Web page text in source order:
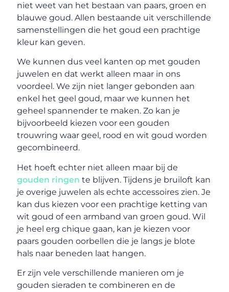
niet weet van het bestaan van paars, groen en
blauwe goud. Allen bestaande uit verschillende
samenstellingen die het goud een prachtige
kleur kan geven.
We kunnen dus veel kanten op met gouden
juwelen en dat werkt alleen maar in ons
voordeel. We zijn niet langer gebonden aan
enkel het geel goud, maar we kunnen het
geheel spannender te maken. Zo kan je
bijvoorbeeld kiezen voor een gouden
trouwring waar geel, rood en wit goud worden
gecombineerd.
Het hoeft echter niet alleen maar bij de
gouden ringen te blijven. Tijdens je bruiloft kan
je overige juwelen als echte accessoires zien. Je
kan dus kiezen voor een prachtige ketting van
wit goud of een armband van groen goud. Wil
je heel erg chique gaan, kan je kiezen voor
paars gouden oorbellen die je langs je blote
hals naar beneden laat hangen.
Er zijn vele verschillende manieren om je
gouden sieraden te combineren en de